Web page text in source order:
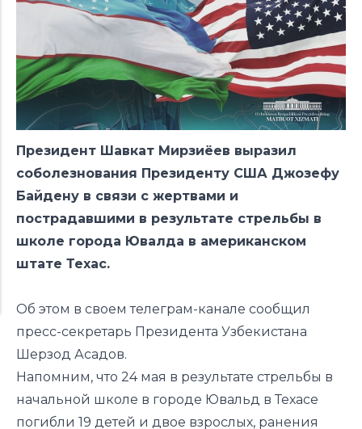
Президент Шавкат Мирзиёев выразил
соболезнования Президенту США Джозефу
Байдену в связи с жертвами и
пострадавшими в результате стрельбы в
школе города Ювалда в американском
штате Техас.
Об этом в своем телеграм-канале сообщил
пресс-секретарь Президента Узбекистана
Шерзод Асадов.
Напомним, что 24 мая в результате стрельбы в
начальной школе в городе Ювальд в Техасе
погибли 19 детей и двое взрослых, ранения